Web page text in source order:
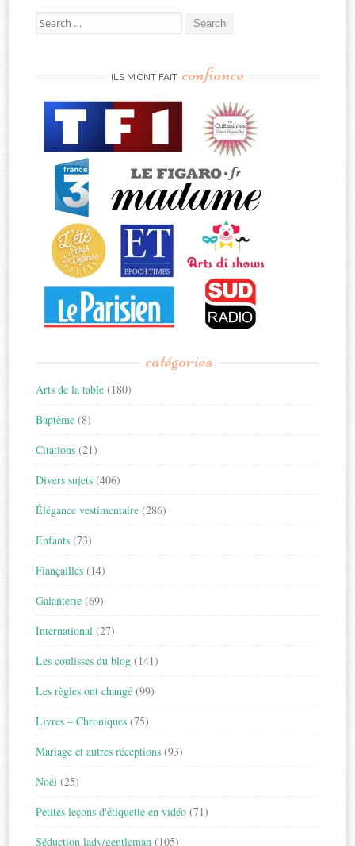
Search
for:
ILS M’ONT FAIT confiance
catégories
Arts de la table (180)
Baptême (8)
Citations (21)
Divers sujets (406)
Élégance vestimentaire (286)
Enfants (73)
Fiançailles (14)
Galanterie (69)
International (27)
Les coulisses du blog (141)
Les règles ont changé (99)
Livres – Chroniques (75)
Mariage et autres réceptions (93)
Noël (25)
Petites leçons d'étiquette en vidéo (71)
Séduction lady/gentleman (105)